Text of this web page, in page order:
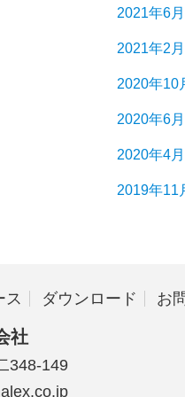
2021年6月
2021年2月
2020年10
2020年6月
2020年4月
2019年11
ス ダウンロード お
社
348-149